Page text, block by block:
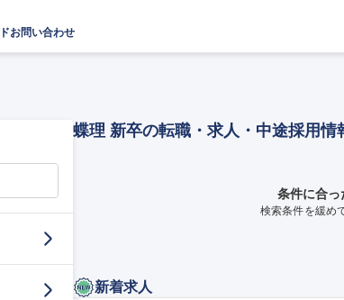
お問い合わせ
蝶理 新卒の転職・求人・中途採用情
条件に合っ
検索条件を緩め
新着求人